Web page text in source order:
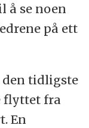
å se noen
på ett
den tidligste
flyttet fra
En